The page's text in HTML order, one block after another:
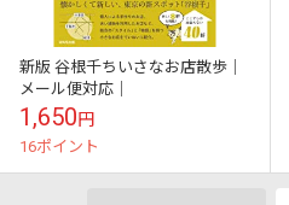
新版 谷根千ちいさなお店散歩｜
メール便対応｜
1,650円
16ポイント